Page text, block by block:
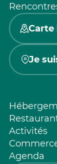
Je
Activités
Agenda